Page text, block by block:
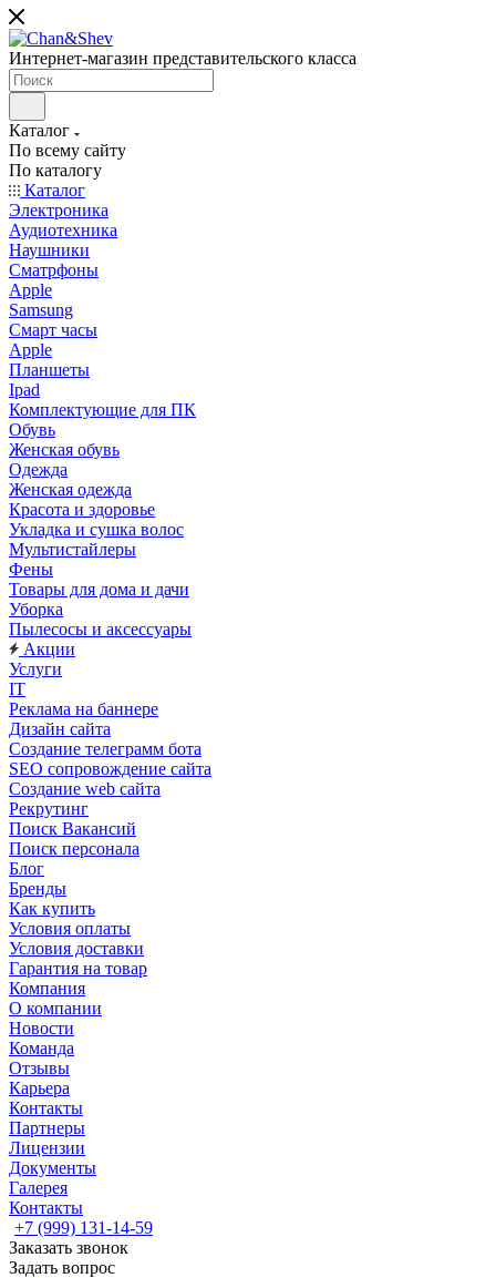
Интернет-магазин представительского класса
Каталог
По всему сайту
По каталогу
Каталог
Электроника
Аудиотехника
Наушники
Сматрфоны
Apple
Samsung
Смарт часы
Apple
Планшеты
Ipad
Комплектующие для ПК
Обувь
Женская обувь
Одежда
Женская одежда
Красота и здоровье
Укладка и сушка волос
Мультистайлеры
Фены
Товары для дома и дачи
Уборка
Пылесосы и аксессуары
Акции
Услуги
IT
Реклама на баннере
Дизайн сайта
Создание телеграмм бота
SEO сопровождение сайта
Создание web сайта
Рекрутинг
Поиск Вакансий
Поиск персонала
Блог
Бренды
Как купить
Условия оплаты
Условия доставки
Гарантия на товар
Компания
О компании
Новости
Команда
Отзывы
Карьера
Контакты
Партнеры
Лицензии
Документы
Галерея
Контакты
+7 (999) 131-14-59
Заказать звонок
Задать вопрос